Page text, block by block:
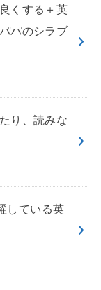
くする＋英
パのシラブ
り、読みな
している英